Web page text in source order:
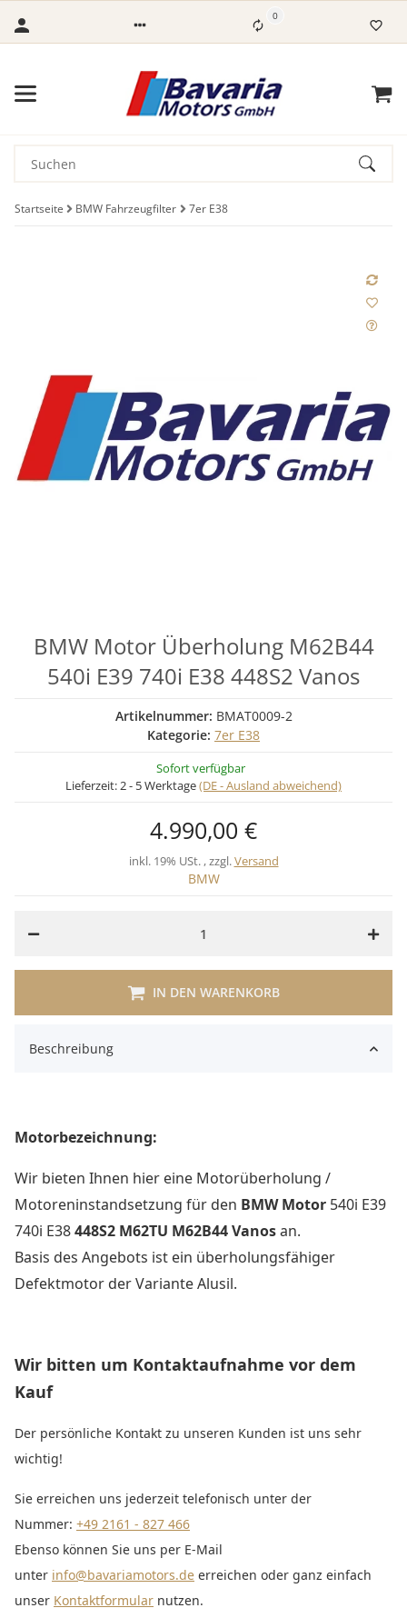
0
Startseite BMW Fahrzeugfilter 7er E38
BMW Motor Überholung M62B44
540i E39 740i E38 448S2 Vanos
Artikelnummer: BMAT0009-2
Kategorie: 7er E38
Sofort verfügbar
Lieferzeit:2 - 5 Werktage(DE - Ausland abweichend)
4.990,00 €
inkl. 19% USt. , zzgl.Versand
BMW
IN DEN WARENKORB
Beschreibung
Motorbezeichnung:
Wir bieten Ihnen hier eine Motorüberholung /
Motoreninstandsetzung für den BMW Motor 540i E39
740i E38448S2 M62TU M62B44 Vanosan.
Basis des Angebots ist ein überholungsfähiger
Defektmotor der Variante Alusil.
Wir bitten um Kontaktaufnahme vor dem
Kauf
Der persönliche Kontakt zu unseren Kunden ist uns sehr
wichtig!
Sie erreichen uns jederzeit telefonisch unter der
Nummer: +49 2161 - 827 466
Ebenso können Sie uns per E-Mail
unter info@bavariamotors.de erreichen oder ganz einfach
unser Kontaktformular nutzen.